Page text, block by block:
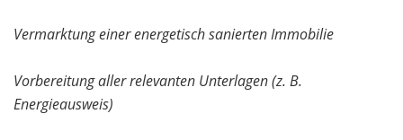
Vermarktung einer energetisch sanierten Immobilie
Vorbereitung aller relevanten Unterlagen (z. B.
Energieausweis)